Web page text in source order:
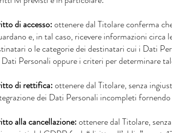
di accesso:ottenere dal Titolare conferma
e, in tal caso, ricevere informazioni
o le categorie dei destinatari cui i Dati
Personali oppure i criteri per determinare
di rettifica:ottenere dal Titolare, senza
dei Dati Personali incompleti
alla cancellazione:ottenere dal Titolare,